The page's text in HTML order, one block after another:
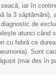
iar în
la 3 săptămâni),
de
atunci când
cu febră ce
Sunt
(mai des în